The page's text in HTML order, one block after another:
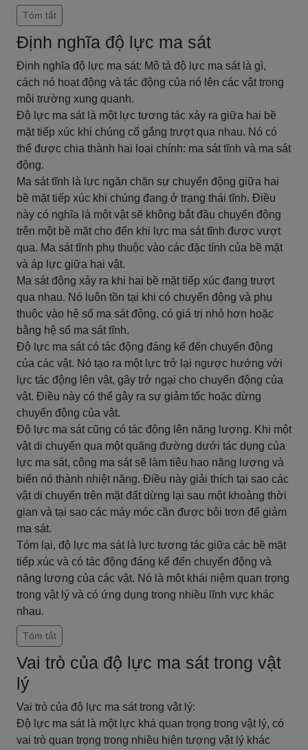
Tóm tắt
Định nghĩa độ lực ma sát
Định nghĩa độ lực ma sát: Mô tả độ lực ma sát là gì,
cách nó hoạt động và tác động của nó lên các vật trong
môi trường xung quanh.
Độ lực ma sát là một lực tương tác xảy ra giữa hai bề
mặt tiếp xúc khi chúng cố gắng trượt qua nhau. Nó có
thể được chia thành hai loại chính: ma sát tĩnh và ma sát
động.
Ma sát tĩnh là lực ngăn chặn sự chuyển động giữa hai
bề mặt tiếp xúc khi chúng đang ở trạng thái tĩnh. Điều
này có nghĩa là một vật sẽ không bắt đầu chuyển động
trên một bề mặt cho đến khi lực ma sát tĩnh được vượt
qua. Ma sát tĩnh phụ thuộc vào các đặc tính của bề mặt
và áp lực giữa hai vật.
Ma sát động xảy ra khi hai bề mặt tiếp xúc đang trượt
qua nhau. Nó luôn tồn tại khi có chuyển động và phụ
thuộc vào hệ số ma sát động, có giá trị nhỏ hơn hoặc
bằng hệ số ma sát tĩnh.
Độ lực ma sát có tác động đáng kể đến chuyển động
của các vật. Nó tạo ra một lực trở lại ngược hướng với
lực tác động lên vật, gây trở ngại cho chuyển động của
vật. Điều này có thể gây ra sự giảm tốc hoặc dừng
chuyển động của vật.
Độ lực ma sát cũng có tác động lên năng lượng. Khi một
vật di chuyển qua một quãng đường dưới tác dụng của
lực ma sát, công ma sát sẽ làm tiêu hao năng lượng và
biến nó thành nhiệt năng. Điều này giải thích tại sao các
vật di chuyển trên mặt đất dừng lại sau một khoảng thời
gian và tại sao các máy móc cần được bôi trơn để giảm
ma sát.
Tóm lại, độ lực ma sát là lực tương tác giữa các bề mặt
tiếp xúc và có tác động đáng kể đến chuyển động và
năng lượng của các vật. Nó là một khái niệm quan trọng
trong vật lý và có ứng dụng trong nhiều lĩnh vực khác
nhau.
Tóm tắt
Vai trò của độ lực ma sát trong vật
lý
Vai trò của độ lực ma sát trong vật lý:
Độ lực ma sát là một lực khá quan trọng trong vật lý, có
vai trò quan trọng trong nhiều hiện tượng vật lý khác